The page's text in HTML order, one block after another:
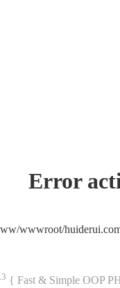
Error
wwwroot/
{ Fast & Simple OOP